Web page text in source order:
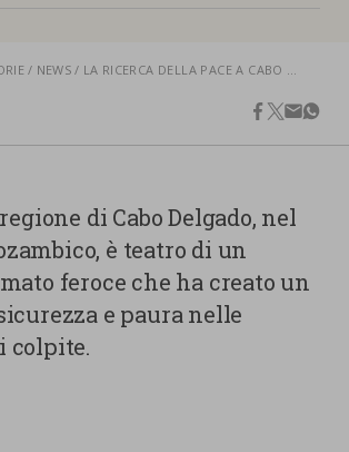
parti
NEWS LA RICERCA DELLA PACE A CABO DELGADO
facebook
twitter
email
di Cabo Delgado, nel
è teatro di un
feroce che ha creato un
e paura nelle
colpite.